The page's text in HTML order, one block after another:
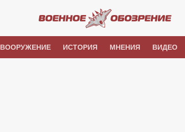
ВООРУЖЕНИЕ ИСТОРИЯ МНЕНИЯ ВИДЕО